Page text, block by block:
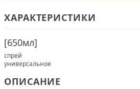
ХАРАКТЕРИСТИКИ
[650мл]
спрей
универсальное
ОПИСАНИЕ